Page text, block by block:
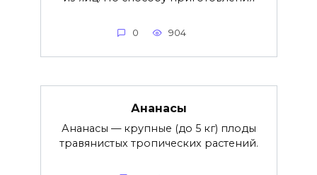
0 904
Ананасы
Ананасы — крупные (до 5 кг) плоды
травянистых тропических растений.